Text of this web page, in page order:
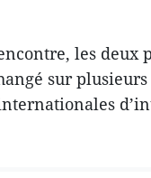
les deux
sur